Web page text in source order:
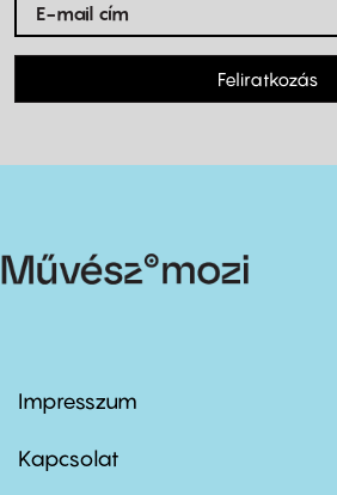
Feliratkozás
Footer
first
Impresszum
Kapcsolat